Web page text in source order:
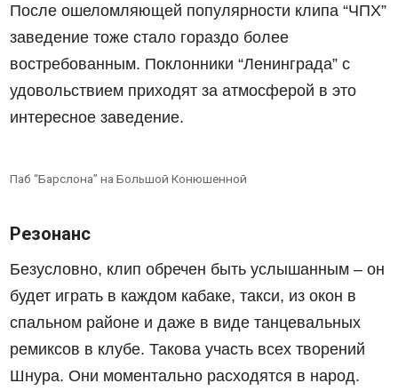
После ошеломляющей популярности клипа “ЧПХ”
заведение тоже стало гораздо более
востребованным. Поклонники “Ленинграда” с
удовольствием приходят за атмосферой в это
интересное заведение.
Паб “Барслона” на Большой Конюшенной
Резонанс
Безусловно, клип обречен быть услышанным – он
будет играть в каждом кабаке, такси, из окон в
спальном районе и даже в виде танцевальных
ремиксов в клубе. Такова участь всех творений
Шнура. Они моментально расходятся в народ.